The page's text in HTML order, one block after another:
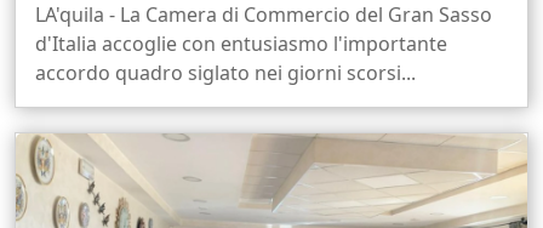
LA'quila - La Camera di Commercio del Gran Sasso
d'Italia accoglie con entusiasmo l'importante
accordo quadro siglato nei giorni scorsi...